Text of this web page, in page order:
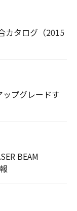
カタログ（2015
プグレードす
BEAM